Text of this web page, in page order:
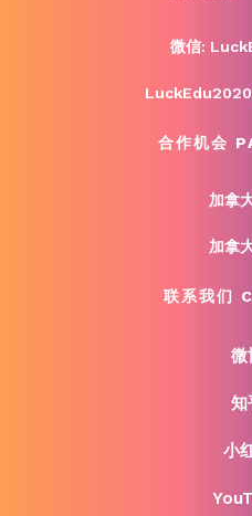
微信:
合作机会
加拿
加拿
联系我们
微
知
小